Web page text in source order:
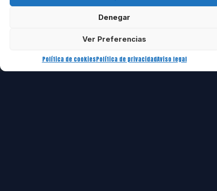
Denegar
Ver Preferencias
Política de cookiesPolítica de privacidadAviso legal